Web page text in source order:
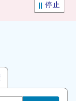
停止